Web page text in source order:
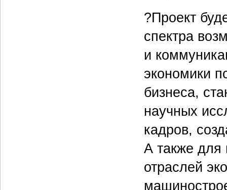
?Проект
спектра
и
экономики
бизнеса,
научных
кадров,
А также для
отраслей